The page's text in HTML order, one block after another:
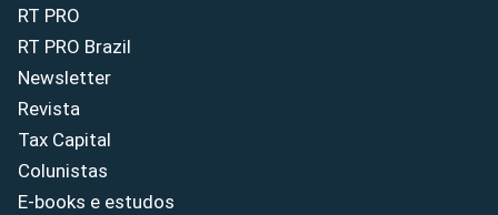
RT PRO
RT PRO Brazil
Newsletter
Revista
Tax Capital
Colunistas
E-books e estudos